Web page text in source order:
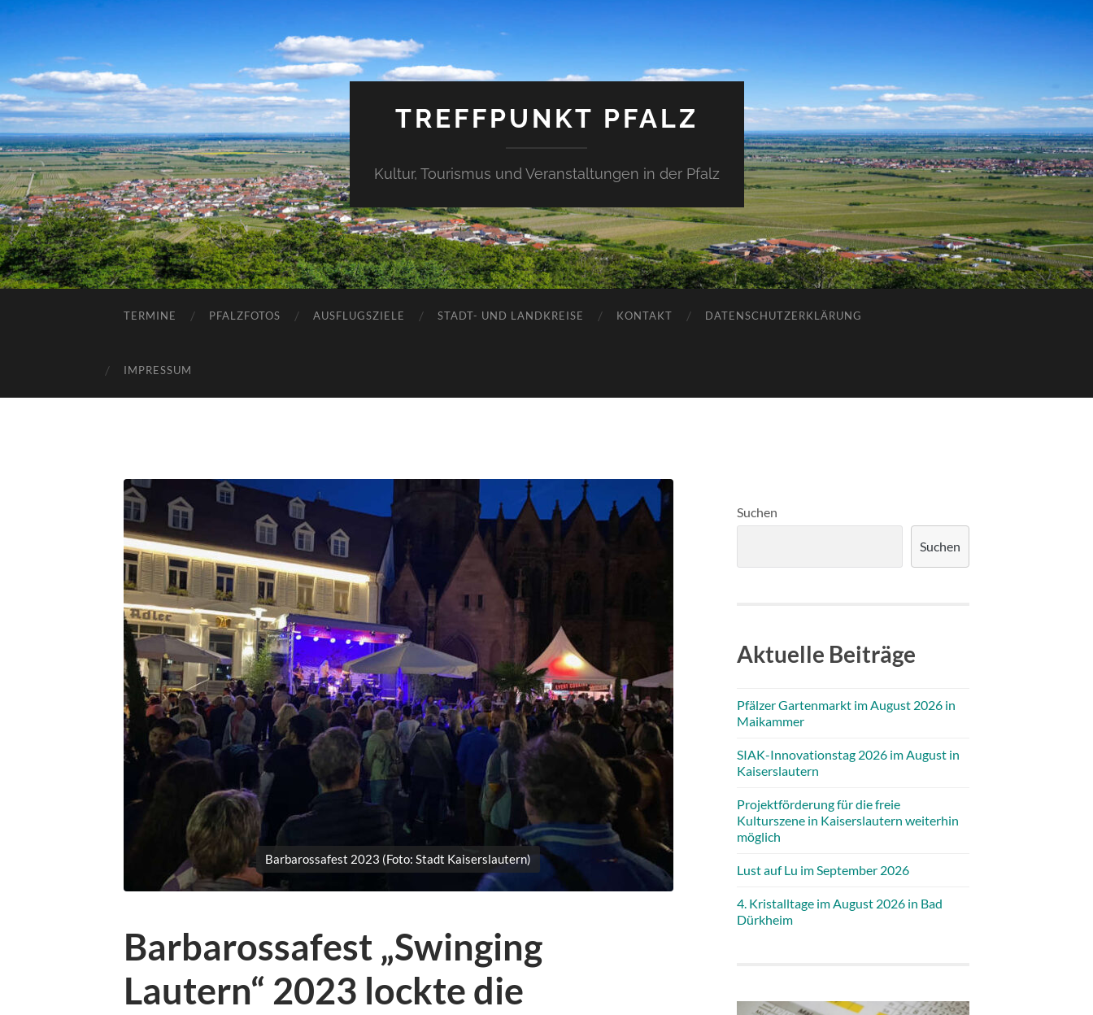
TREFFPUNKT PFALZ
Kultur, Tourismus und Veranstaltungen in der Pfalz
TERMINE PFALZFOTOS AUSFLUGSZIELE STADT- UND LANDKREISE KONTAKT DATENSCHUTZERKLÄRUNG
IMPRESSUM
Barbarossafest 2023 (Foto: Stadt Kaiserslautern)
Barbarossafest „Swinging
Lautern“ 2023 lockte die
Suchen
Suchen
Aktuelle Beiträge
Pfälzer Gartenmarkt im August 2026 in
Maikammer
SIAK-Innovationstag 2026 im August in
Kaiserslautern
Projektförderung für die freie
Kulturszene in Kaiserslautern weiterhin
möglich
Lust auf Lu im September 2026
4. Kristalltage im August 2026 in Bad
Dürkheim